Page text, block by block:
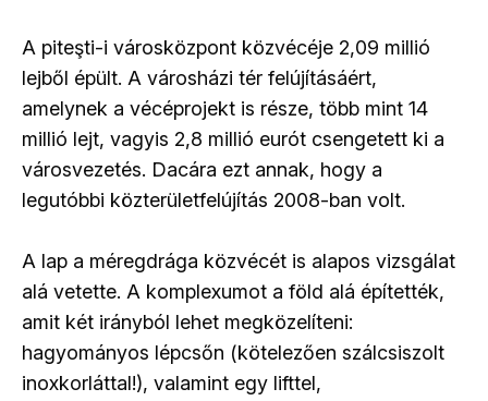
A piteşti-i városközpont közvécéje 2,09 millió
lejből épült. A városházi tér felújításáért,
amelynek a vécéprojekt is része, több mint 14
millió lejt, vagyis 2,8 millió eurót csengetett ki a
városvezetés. Dacára ezt annak, hogy a
legutóbbi közterületfelújítás 2008-ban volt.
A lap a méregdrága közvécét is alapos vizsgálat
alá vetette. A komplexumot a föld alá építették,
amit két irányból lehet megközelíteni:
hagyományos lépcsőn (kötelezően szálcsiszolt
inoxkorláttal!), valamint egy lifttel,